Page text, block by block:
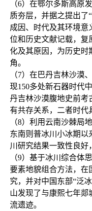
（6）在鄂尔多斯高原
质夯层，并据之提出了
成因、时代及其环境意
位和历史文献记载，复
化及其原因，为历史时
角。
（7）在巴丹吉林沙漠
现150多处新石器时代
丹吉林沙漠腹地史前考
有共存关系，二者时代
（8）利用云南沙棘局
东南则普冰川小冰期以
川研究结果一致性良好
（9）基于冰川综合体
要素地貌组合方法，在
究，并对中国东部“泛
山发现了与康熙七年郯
流遗迹。